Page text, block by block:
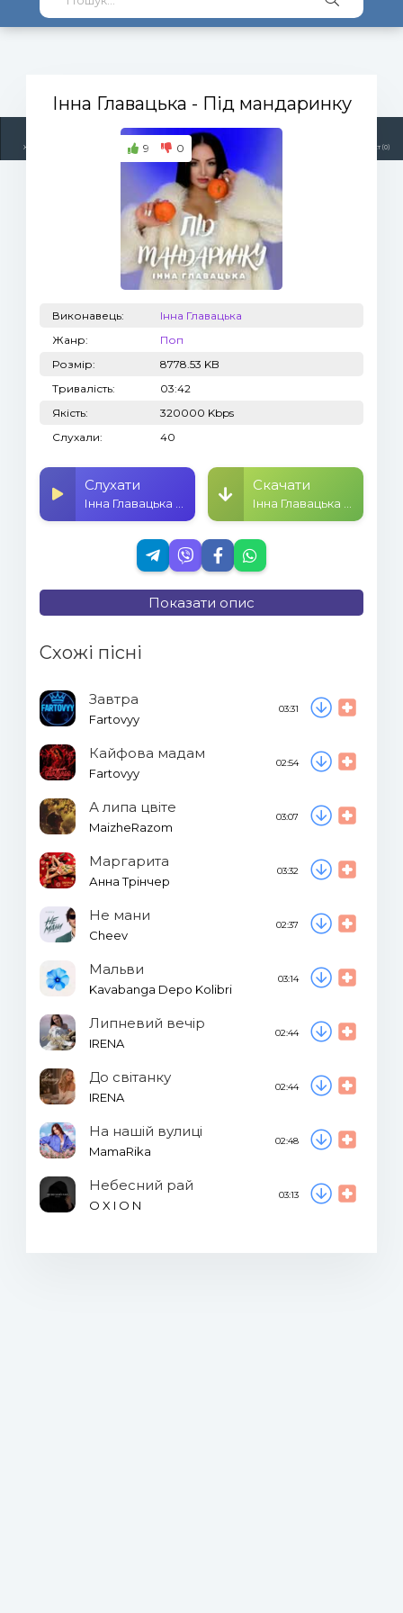
Жанри Топ 100 Тренди Плейлист (0)
Інна Главацька - Під мандаринку
9 0
Виконавець:
Інна Главацька
Жанр:
Поп
Розмір:
8778.53 KB
Тривалість:
03:42
Якість:
320000 Kbps
Слухали:
40
Слухати Скачати
Показати опис
Схожі пісні
Завтра
Fartovyy
03:31
Кайфова мадам
Fartovyy
02:54
А липа цвіте
MaizheRazom
03:07
Маргарита
Анна Трінчер
03:32
Не мани
Cheev
02:37
Мальви
Kavabanga Depo Kolibri
03:14
Липневий вечір
IRENA
02:44
До світанку
IRENA
02:44
На нашій вулиці
MamaRika
02:48
Небесний рай
O X I O N
03:13